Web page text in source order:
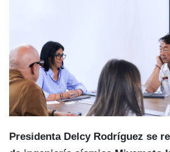
Presidenta Delcy Rodríguez se